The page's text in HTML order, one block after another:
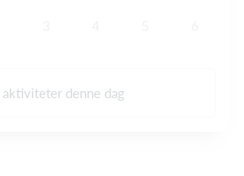
aktiviteter denne dag